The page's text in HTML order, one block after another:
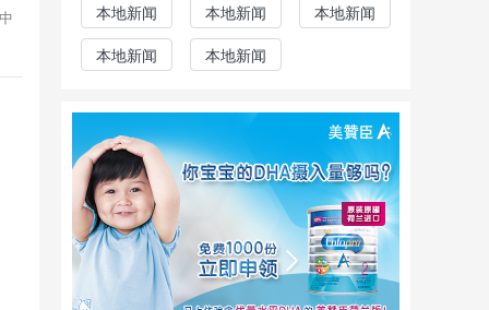
本地新闻
本地新闻
本地新闻
本地新闻
本地新闻